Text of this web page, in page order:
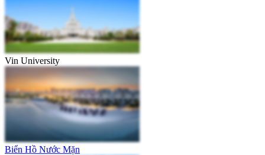
Vin University
Biển Hồ Nước Mặn